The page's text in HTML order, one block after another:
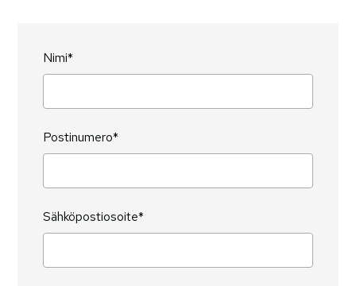
Nimi*
Postinumero*
Sähköpostiosoite*